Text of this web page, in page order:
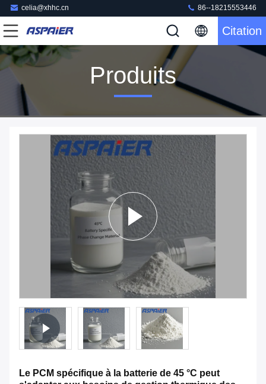
celia@xhhc.cn 86--18215553446
Citation
Produits
Le PCM spécifique à la batterie de 45 °C peut